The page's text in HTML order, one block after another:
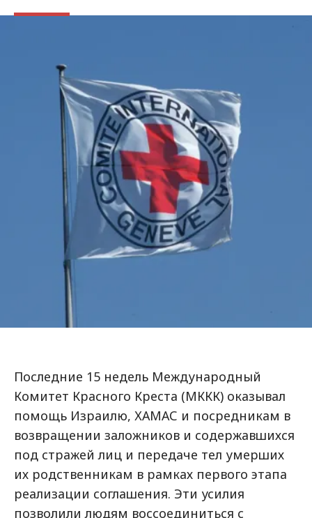
Последние 15 недель Международный
Комитет Красного Креста (МККК) оказывал
помощь Израилю, ХАМАС и посредникам в
возвращении заложников и содержавшихся
под стражей лиц и передаче тел умерших
их родственникам в рамках первого этапа
реализации соглашения. Эти усилия
позволили людям воссоединиться с